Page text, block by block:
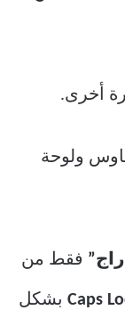
أخرى.
ولوحة
فقط من
Caps بشكل